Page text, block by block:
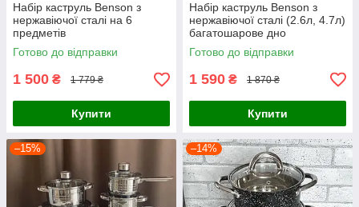
Набір каструль Benson з
нержавіючої сталі на 6
предметів
Готово до відправки
1 500 ₴ 1 779 ₴
Купити
Набір каструль Benson з
нержавіючої сталі (2.6л, 4.7л)
багатошарове дно
Готово до відправки
1 590 ₴ 1 870 ₴
Купити
–15% –14%